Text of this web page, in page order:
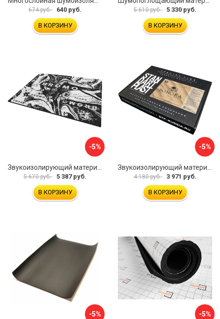
674 руб. 640 руб.
В КОРЗИНУ
5 610 руб. 5 330 руб.
В КОРЗИНУ
-5%
Звукоизолирующий материал STP Bromo 54253
5 670 руб. 5 387 руб.
В КОРЗИНУ
-5%
Звукоизолирующий материал STP Sonora 54254
4 180 руб. 3 971 руб.
В КОРЗИНУ
-5% -5%